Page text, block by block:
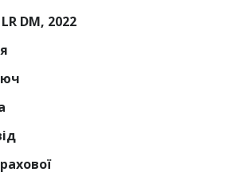
DM, 2022